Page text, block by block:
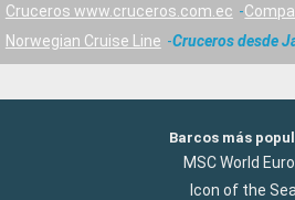
Cruceros www.cruceros.com.ec
Norwegian Cruise Line
Cruceros desde
Barcos más
MSC World
Icon of the